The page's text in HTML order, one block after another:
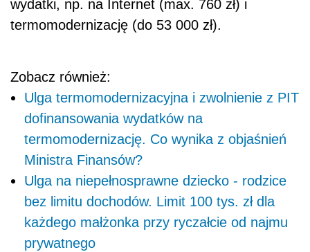
wydatki, np. na Internet (max. 760 zł) i
termomodernizację (do 53 000 zł).
Zobacz również:
Ulga termomodernizacyjna i zwolnienie z PIT
dofinansowania wydatków na
termomodernizację. Co wynika z objaśnień
Ministra Finansów?
Ulga na niepełnosprawne dziecko - rodzice
bez limitu dochodów. Limit 100 tys. zł dla
każdego małżonka przy ryczałcie od najmu
prywatnego